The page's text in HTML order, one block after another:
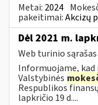
Metai: 2024
pakeitimai:Akcizų
Dėl 2021 m.
Web turinio sąrašas
Informuojame, kad
Valstybinės
Respublikos
lapkričio 19 d....